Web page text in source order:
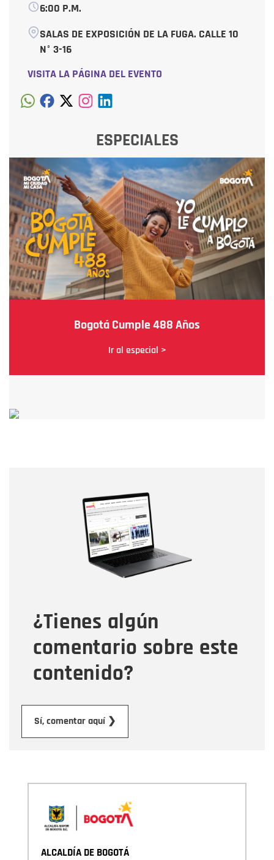
6:00 P.M.
SALAS DE EXPOSICIÓN DE LA FUGA. CALLE 10
N° 3-16
VISITA LA PÁGINA DEL EVENTO
ESPECIALES
Bogotá Cumple 488 Años
Ir al especial >
¿Tienes algún
comentario sobre este
contenido?
Sí, comentar aquí ❯
Correo electrónico
Tipo de comentario
Mensaje
ALCALDÍA DE BOGOTÁ